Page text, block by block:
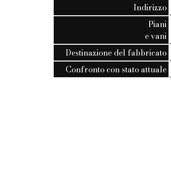
Indirizzo
Piani
e vani
Destinazione del fabbricato
Confronto con stato attuale